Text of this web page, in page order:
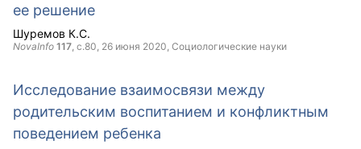
ее решение
Шуремов К.С.
NovaInfo 117, с.80, 26 июня 2020, Социологические науки
Исследование взаимосвязи между
родительским воспитанием и конфликтным
поведением ребенка